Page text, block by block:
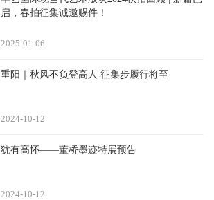
启，春拍征集诚邀赐件！
06
2025-01
重阳｜秋风不负登高人 征集步履行将至
12
2024-10
犹有高怀——董桥墨迹特展预告
12
2024-10